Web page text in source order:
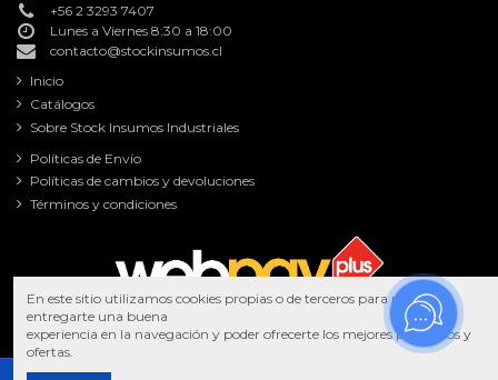
+56 2 3293 7407
Lunes a Viernes 8:30 a 18:00
contacto@stockinsumos.cl
Inicio
Catálogos
Sobre Stock Insumos Industriales
Políticas de Envío
Políticas de cambios y devoluciones
Términos y condiciones
Copyright © 2025 Stock Insumos Industriales. Todos los derechos
En este sitio utilizamos cookies propias o de terceros para poder
entregarte una buena
experiencia en la navegación y poder ofrecerte los mejores productos y
ofertas.